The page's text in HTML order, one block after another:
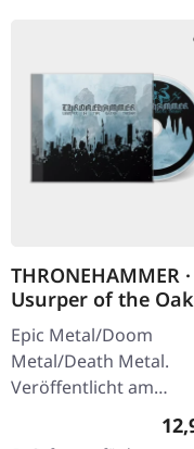
THRONEHAMMER ·
Usurper of the
Throne | CD
Epic Metal/Doom
Metal/Death Metal.
Veröffentlicht am
01.03.2024, auf